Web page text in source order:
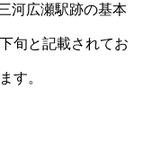
河広瀬駅跡の基本
旬と記載されてお
す。